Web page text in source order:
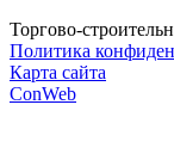
Торгово-
Политика
Карта сайта
ConWeb